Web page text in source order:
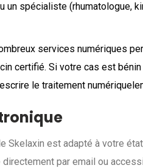
un spécialiste (rhumatologue,
services numériques
certifié. Si votre cas est
le traitement
Skelaxin est adapté à votre
par email ou